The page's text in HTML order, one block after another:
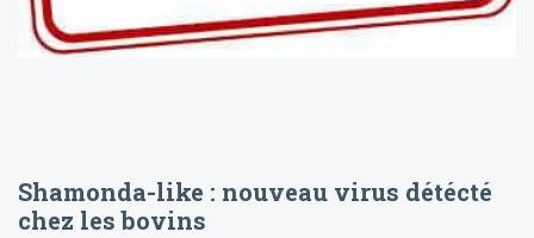
Shamonda-like : nouveau virus détécté
chez les bovins